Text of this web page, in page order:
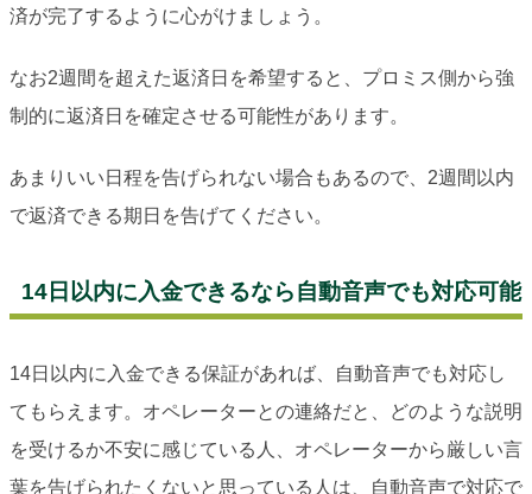
済が完了するように心がけましょう。
なお2週間を超えた返済日を希望すると、プロミス側から強
制的に返済日を確定させる可能性があります。
あまりいい日程を告げられない場合もあるので、2週間以内
で返済できる期日を告げてください。
14日以内に入金できるなら自動音声でも対応可能
14日以内に入金できる保証があれば、自動音声でも対応し
てもらえます。オペレーターとの連絡だと、どのような説明
を受けるか不安に感じている人、オペレーターから厳しい言
葉を告げられたくないと思っている人は、自動音声で対応で